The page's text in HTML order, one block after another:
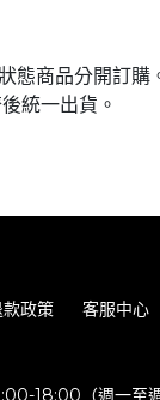
態商品分開訂
後統一出貨。
政策 客服中心
18:00（週一至週